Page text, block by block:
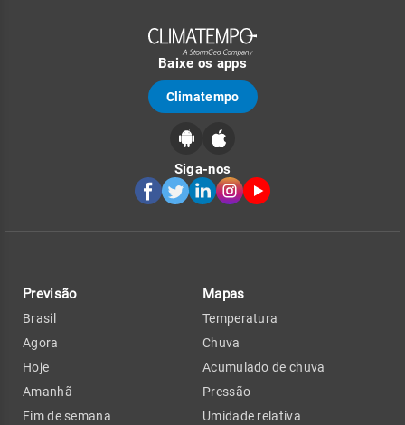
Baixe os apps
Climatempo
Siga-nos
Previsão
Brasil
Agora
Hoje
Amanhã
Fim de semana
Mapas
Temperatura
Chuva
Acumulado de chuva
Pressão
Umidade relativa